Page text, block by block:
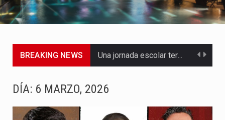
BREAKING NEWS Una jornada escolar terminó en tragedia este viernes 7 de…
DÍA: 6 MARZO, 2026